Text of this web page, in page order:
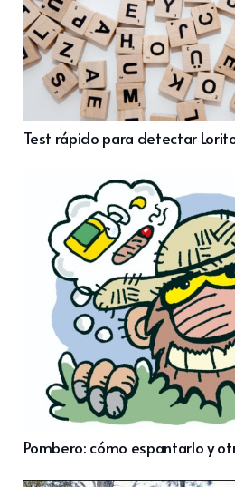
Test rápido para detectar
Pombero: cómo espantarlo y